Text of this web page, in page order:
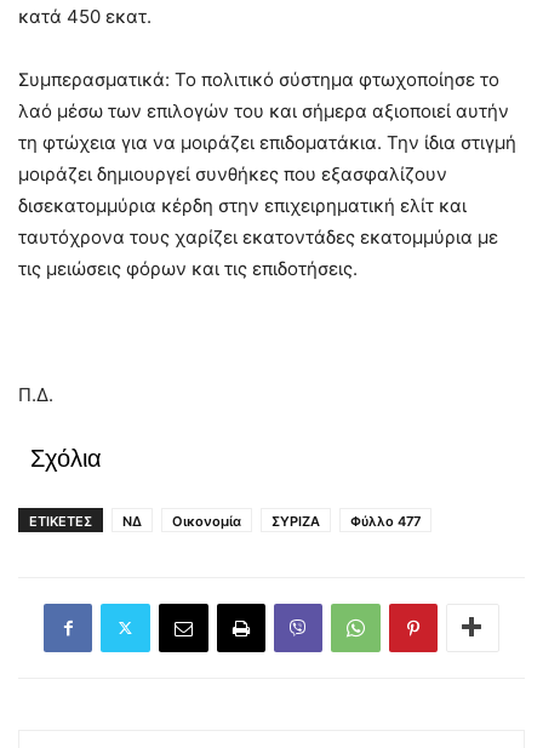
κατά 450 εκατ.
Συμπερασματικά: Το πολιτικό σύστημα φτωχοποίησε το
λαό μέσω των επιλογών του και σήμερα αξιοποιεί αυτήν
τη φτώχεια για να μοιράζει επιδοματάκια. Την ίδια στιγμή
μοιράζει δημιουργεί συνθήκες που εξασφαλίζουν
δισεκατομμύρια κέρδη στην επιχειρηματική ελίτ και
ταυτόχρονα τους χαρίζει εκατοντάδες εκατομμύρια με
τις μειώσεις φόρων και τις επιδοτήσεις.
Π.Δ.
Σχόλια
ΕΤΙΚΕΤΕΣ ΝΔ Οικονομία ΣΥΡΙΖΑ Φύλλο 477